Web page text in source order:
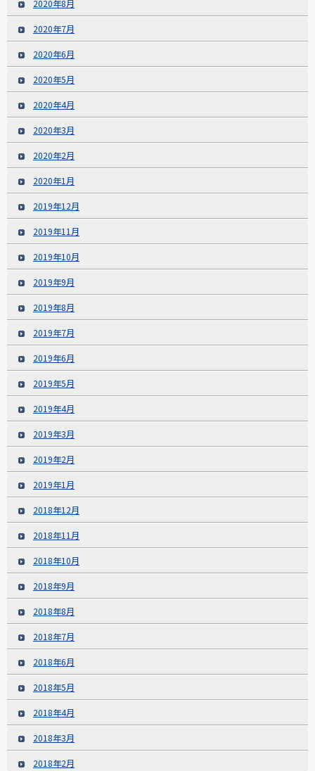
2020年8月
2020年7月
2020年6月
2020年5月
2020年4月
2020年3月
2020年2月
2020年1月
2019年12月
2019年11月
2019年10月
2019年9月
2019年8月
2019年7月
2019年6月
2019年5月
2019年4月
2019年3月
2019年2月
2019年1月
2018年12月
2018年11月
2018年10月
2018年9月
2018年8月
2018年7月
2018年6月
2018年5月
2018年4月
2018年3月
2018年2月